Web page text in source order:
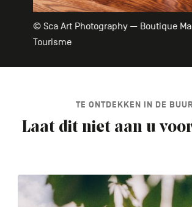
© Sca Art Photography — Boutique
Tourisme
TE ONTDEKKEN IN DE
Laat dit niet aan u